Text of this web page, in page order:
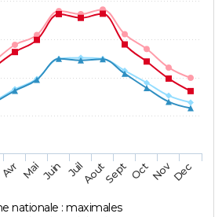
nationale : maximales
Avr MaiJuin JuilAoutSept OctNovDec